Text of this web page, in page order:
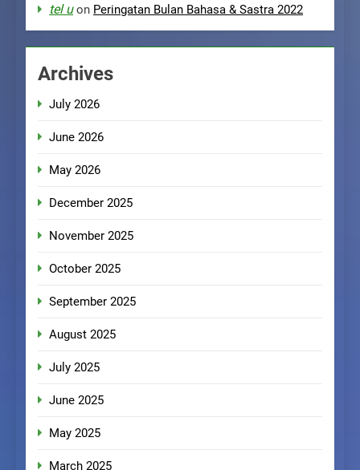
tel uon Peringatan Bulan Bahasa & Sastra 2022
Archives
July 2026
June 2026
May 2026
December 2025
November 2025
October 2025
September 2025
August 2025
July 2025
June 2025
May 2025
March 2025